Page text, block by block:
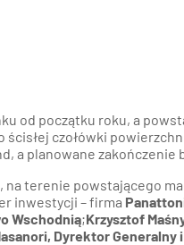
od początku roku, a
czołówki
a planowane zakończenie
na terenie powstającego
inwestycji – firma
Wschodnią;Krzysztof
Dyrektor Generalny